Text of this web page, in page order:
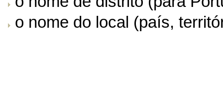
o nome do local (país,